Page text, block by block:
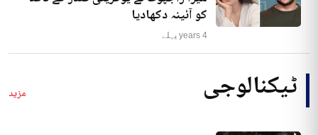
کو آئینہ دکھادیا
4 years پہلے
ٹیکنالوجی مزید